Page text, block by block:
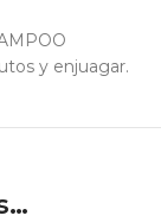
y enjuagar.